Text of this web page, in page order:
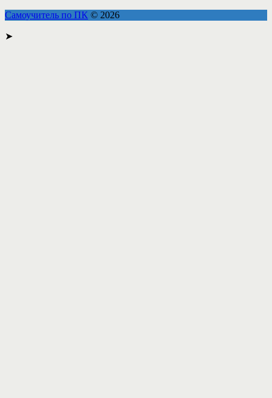
Самоучитель по ПК © 2026
➤